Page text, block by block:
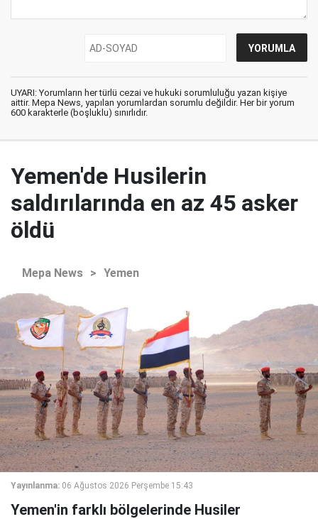
UYARI: Yorumların her türlü cezai ve hukuki sorumluluğu yazan kişiye
aittir. Mepa News, yapılan yorumlardan sorumlu değildir. Her bir yorum
600 karakterle (boşluklu) sınırlıdır.
Yemen'de Husilerin
saldırılarında en az 45 asker
öldü
Mepa News > Yemen
Yayınlanma: 06 Ağustos 2026 Perşembe 15:43
Yemen'in farklı bölgelerinde Husiler